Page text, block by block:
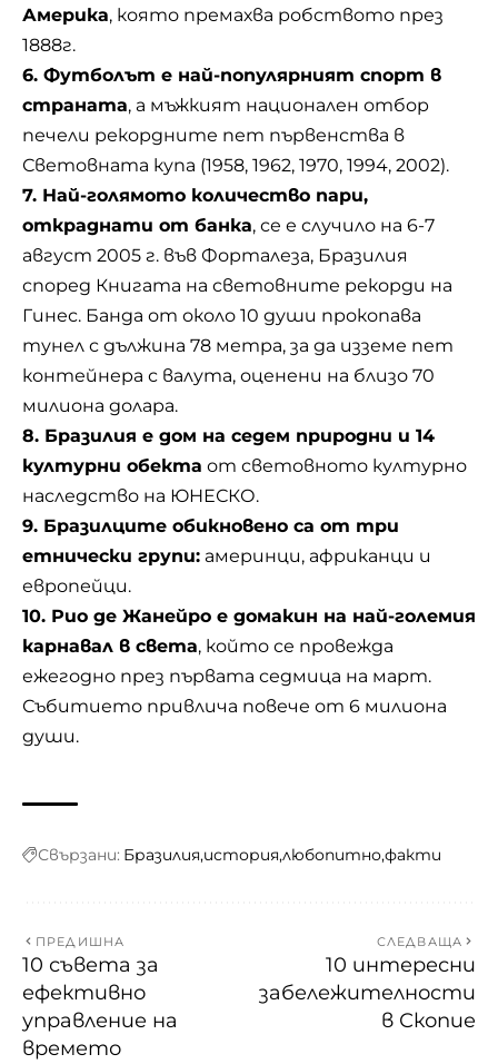
Америка, която премахва робството през
1888г.
6. Футболът е най-популярният спорт в
страната, а мъжкият национален отбор
печели рекордните пет първенства в
Световната купа (1958, 1962, 1970, 1994, 2002).
7. Най-голямото количество пари,
откраднати от банка, се е случило на 6-7
август 2005 г. във Форталеза, Бразилия
според Книгата на световните рекорди на
Гинес. Банда от около 10 души прокопава
тунел с дължина 78 метра, за да изземе пет
контейнера с валута, оценени на близо 70
милиона долара.
8. Бразилия е дом на седем природни и 14
културни обекта от световното културно
наследство на ЮНЕСКО.
9. Бразилците обикновено са от три
етнически групи: америнци, африканци и
европейци.
10. Рио де Жанейро е домакин на най-големия
карнавал в света, който се провежда
ежегодно през първата седмица на март.
Събитието привлича повече от 6 милиона
души.
Свързани: Бразилия история любопитнофакти
ПРЕДИШНА
10 съвета за
ефективно
управление на
времето
СЛЕДВАЩА
10 интересни
забележителности
в Скопие